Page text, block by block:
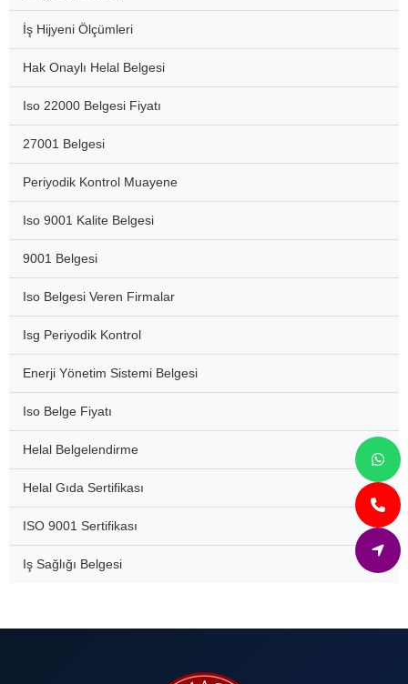
İş Hijyeni Ölçümleri
Hak Onaylı Helal Belgesi
Iso 22000 Belgesi Fiyatı
27001 Belgesi
Periyodik Kontrol Muayene
Iso 9001 Kalite Belgesi
9001 Belgesi
Iso Belgesi Veren Firmalar
Isg Periyodik Kontrol
Enerji Yönetim Sistemi Belgesi
Iso Belge Fiyatı
Helal Belgelendirme
Helal Gıda Sertifikası
ISO 9001 Sertifikası
Iş Sağlığı Belgesi